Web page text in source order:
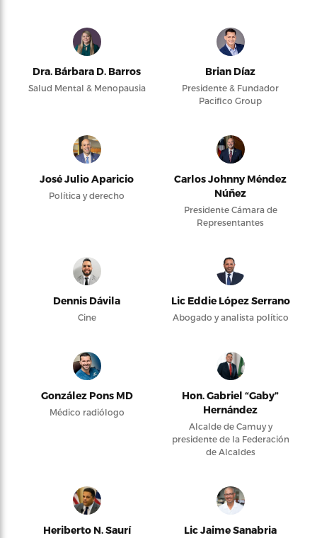
Dra. Bárbara D. Barros
Salud Mental & Menopausia
Brian Díaz
Presidente & Fundador
Pacifico Group
José Julio Aparicio
Política y derecho
Carlos Johnny Méndez
Núñez
Presidente Cámara de
Representantes
Dennis Dávila
Cine
Lic Eddie López Serrano
Abogado y analista político
González Pons MD
Médico radiólogo
Hon. Gabriel “Gaby”
Hernández
Alcalde de Camuy y
presidente de la Federación
de Alcaldes
Heriberto N. Saurí Lic Jaime Sanabria